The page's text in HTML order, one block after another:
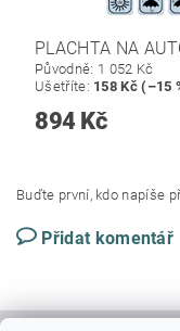
PLACHTA NA
Původně: 1 052 Kč
Ušetříte: 158 Kč (–15
894 Kč
Buďte první, kdo napíše
Přidat komentář